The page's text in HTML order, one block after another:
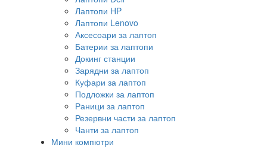
Лаптопи HP
Лаптопи Lenovo
Аксесоари за лаптоп
Батерии за лаптопи
Докинг станции
Зарядни за лаптоп
Куфари за лаптоп
Подложки за лаптоп
Раници за лаптоп
Резервни части за лаптоп
Чанти за лаптоп
Мини компютри